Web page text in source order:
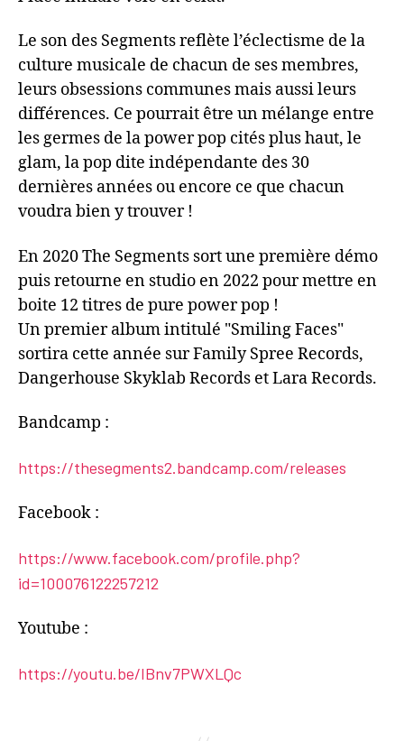
Le son des Segments reflète l’éclectisme de la
culture musicale de chacun de ses membres,
leurs obsessions communes mais aussi leurs
différences. Ce pourrait être un mélange entre
les germes de la power pop cités plus haut, le
glam, la pop dite indépendante des 30
dernières années ou encore ce que chacun
voudra bien y trouver !
En 2020 The Segments sort une première démo
puis retourne en studio en 2022 pour mettre en
boite 12 titres de pure power pop !
Un premier album intitulé "Smiling Faces"
sortira cette année sur Family Spree Records,
Dangerhouse Skyklab Records et Lara Records.
Bandcamp :
https://thesegments2.bandcamp.com/releases
Facebook :
https://www.facebook.com/profile.php?
id=100076122257212
Youtube :
https://youtu.be/IBnv7PWXLQc